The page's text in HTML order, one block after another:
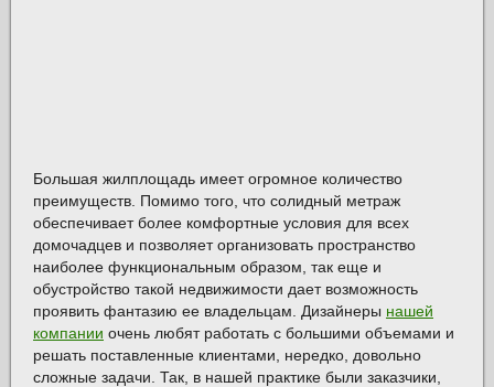
Большая жилплощадь имеет огромное количество
преимуществ. Помимо того, что солидный метраж
обеспечивает более комфортные условия для всех
домочадцев и позволяет организовать пространство
наиболее функциональным образом, так еще и
обустройство такой недвижимости дает возможность
проявить фантазию ее владельцам. Дизайнеры нашей
компании очень любят работать с большими объемами и
решать поставленные клиентами, нередко, довольно
сложные задачи. Так, в нашей практике были заказчики,